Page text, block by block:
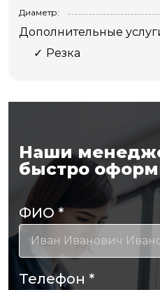
Диаметр:
Дополнительные
Резка
Наши
быстро
ФИО*
Телефон *